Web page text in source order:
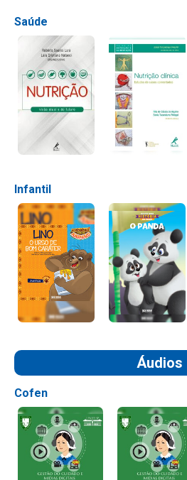
Saúde
Infantil
Áudios
Cofen